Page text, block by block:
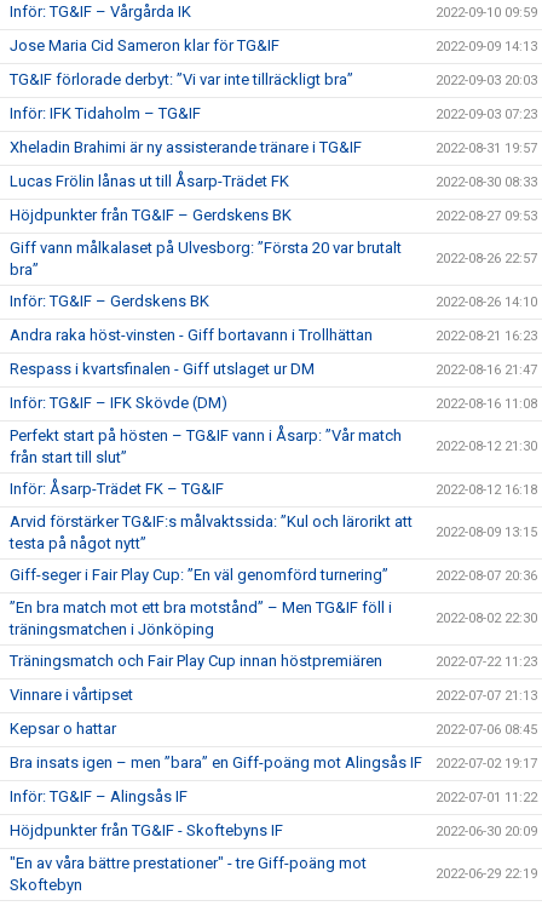
Inför: TG&IF – Vårgårda IK 2022-09-10 09:59
Jose Maria Cid Sameron klar för TG&IF 2022-09-09 14:13
TG&IF förlorade derbyt: ”Vi var inte tillräckligt bra” 2022-09-03 20:03
Inför: IFK Tidaholm – TG&IF 2022-09-03 07:23
Xheladin Brahimi är ny assisterande tränare i TG&IF 2022-08-31 19:57
Lucas Frölin lånas ut till Åsarp-Trädet FK 2022-08-30 08:33
Höjdpunkter från TG&IF – Gerdskens BK 2022-08-27 09:53
Giff vann målkalaset på Ulvesborg: ”Första 20 var brutalt
bra”
2022-08-26 22:57
Inför: TG&IF – Gerdskens BK 2022-08-26 14:10
Andra raka höst-vinsten - Giff bortavann i Trollhättan 2022-08-21 16:23
Respass i kvartsfinalen - Giff utslaget ur DM 2022-08-16 21:47
Inför: TG&IF – IFK Skövde (DM) 2022-08-16 11:08
Perfekt start på hösten – TG&IF vann i Åsarp: ”Vår match
från start till slut”
2022-08-12 21:30
Inför: Åsarp-Trädet FK – TG&IF 2022-08-12 16:18
Arvid förstärker TG&IF:s målvaktssida: ”Kul och lärorikt att
testa på något nytt”
2022-08-09 13:15
Giff-seger i Fair Play Cup: ”En väl genomförd turnering” 2022-08-07 20:36
”En bra match mot ett bra motstånd” – Men TG&IF föll i
träningsmatchen i Jönköping
2022-08-02 22:30
Träningsmatch och Fair Play Cup innan höstpremiären 2022-07-22 11:23
Vinnare i vårtipset 2022-07-07 21:13
Kepsar o hattar 2022-07-06 08:45
Bra insats igen – men ”bara” en Giff-poäng mot Alingsås IF 2022-07-02 19:17
Inför: TG&IF – Alingsås IF 2022-07-01 11:22
Höjdpunkter från TG&IF - Skoftebyns IF 2022-06-30 20:09
"En av våra bättre prestationer" - tre Giff-poäng mot
Skoftebyn
2022-06-29 22:19